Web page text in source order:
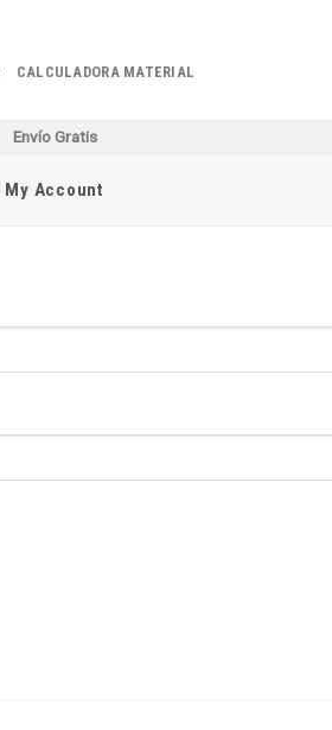
CALCULADORA MATERIAL
Envío Gratis
My Account